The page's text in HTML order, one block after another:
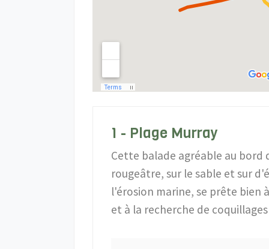
1 - Plage Murray
Cette balade agréable au bord
rougeâtre, sur le sable et sur
l'érosion marine, se prête bien
et à la recherche de